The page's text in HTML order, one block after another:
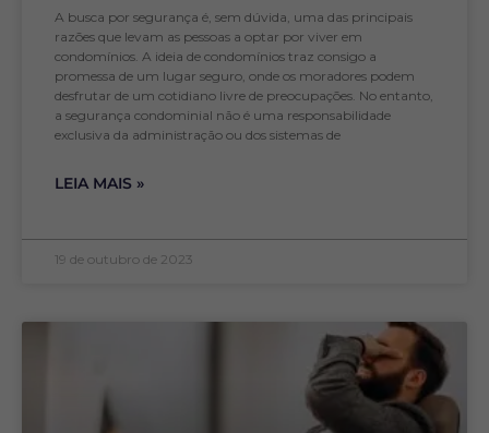
A busca por segurança é, sem dúvida, uma das principais
razões que levam as pessoas a optar por viver em
condomínios. A ideia de condomínios traz consigo a
promessa de um lugar seguro, onde os moradores podem
desfrutar de um cotidiano livre de preocupações. No entanto,
a segurança condominial não é uma responsabilidade
exclusiva da administração ou dos sistemas de
LEIA MAIS »
19 de outubro de 2023